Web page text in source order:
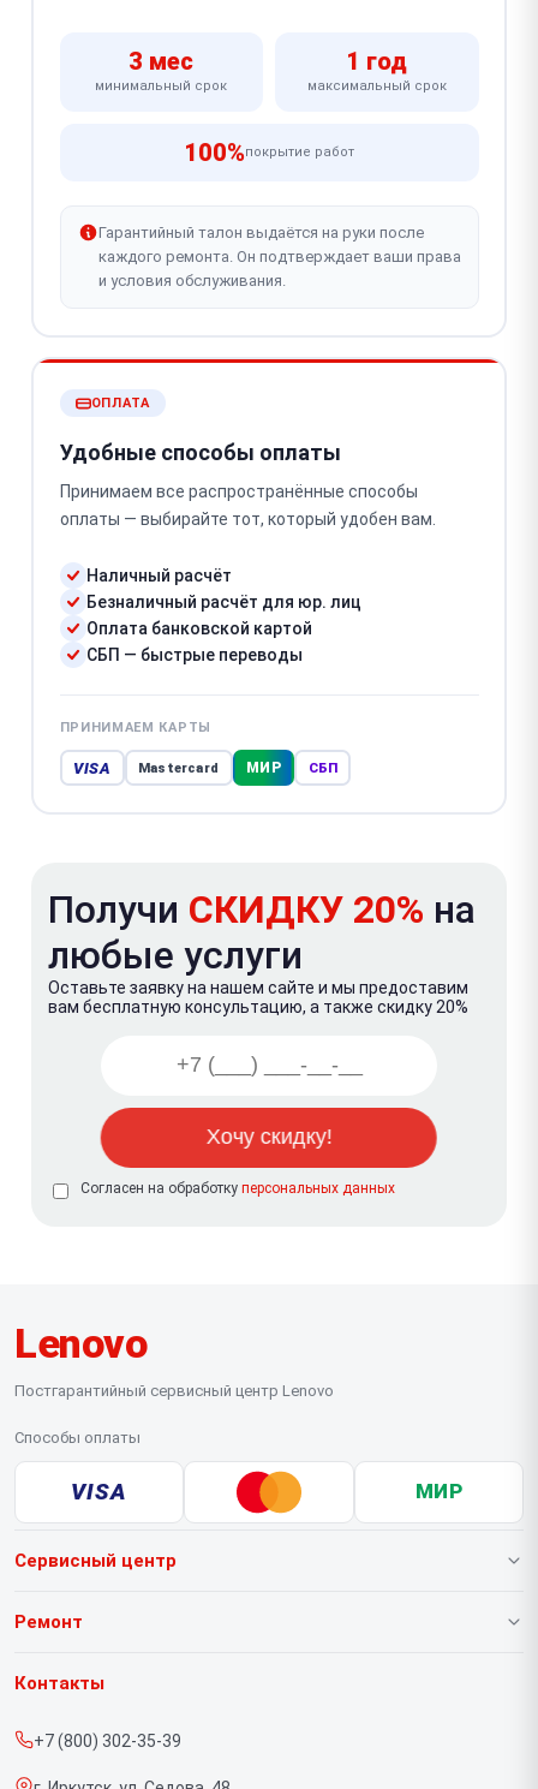
3 мес
минимальный срок
1 год
максимальный срок
100%покрытие работ
Гарантийный талон выдаётся на руки после
каждого ремонта. Он подтверждает ваши права
и условия обслуживания.
ОПЛАТА
Удобные способы оплаты
Принимаем все распространённые способы
оплаты — выбирайте тот, который удобен вам.
Наличный расчёт
Безналичный расчёт для юр. лиц
Оплата банковской картой
СБП — быстрые переводы
ПРИНИМАЕМ КАРТЫ
VISA Mastercard МИР СБП
Получи СКИДКУ 20% на
любые услуги
Оставьте заявку на нашем сайте и мы предоставим
вам бесплатную консультацию, а также скидку 20%
Согласен на обработку персональных данных
Lenovo
Постгарантийный сервисный центр Lenovo
Способы оплаты
VISA МИР
Сервисный центр
О нашем сервисе
Срочный ремонт
Ремонт
Ноутбуков
Контакты
+7 (800) 302-35-39